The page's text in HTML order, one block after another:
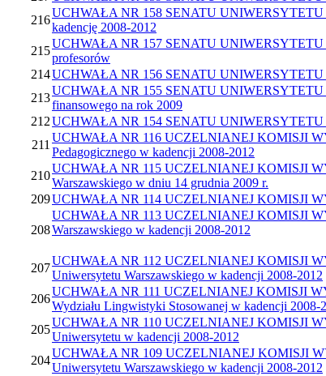
216
UCHWAŁA NR 158 SENATU UNIWERSYTETU
kadencję 2008-2012
215
UCHWAŁA NR 157 SENATU UNIWERSYTETU
profesorów
214UCHWAŁA NR 156 SENATU UNIWERSYTETU
213
UCHWAŁA NR 155 SENATU UNIWERSYTETU
finansowego na rok 2009
212UCHWAŁA NR 154 SENATU UNIWERSYTETU
211
UCHWAŁA NR 116 UCZELNIANEJ KOMISJI
Pedagogicznego w kadencji 2008-2012
210
UCHWAŁA NR 115 UCZELNIANEJ KOMISJI
Warszawskiego w dniu 14 grudnia 2009 r.
209UCHWAŁA NR 114 UCZELNIANEJ KOMISJI
208
UCHWAŁA NR 113 UCZELNIANEJ KOMISJI
Warszawskiego w kadencji 2008-2012
207
UCHWAŁA NR 112 UCZELNIANEJ KOMISJI
Uniwersytetu Warszawskiego w kadencji 2008-2012
206
UCHWAŁA NR 111 UCZELNIANEJ KOMISJI
Wydziału Lingwistyki Stosowanej w kadencji 2008-
205
UCHWAŁA NR 110 UCZELNIANEJ KOMISJI
Uniwersytetu w kadencji 2008-2012
204
UCHWAŁA NR 109 UCZELNIANEJ KOMISJI
Uniwersytetu Warszawskiego w kadencji 2008-2012